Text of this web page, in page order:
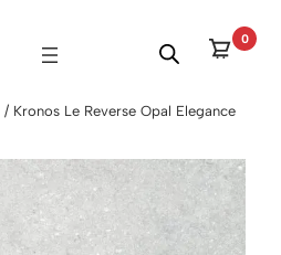
0
/ Kronos Le Reverse Opal Elegance